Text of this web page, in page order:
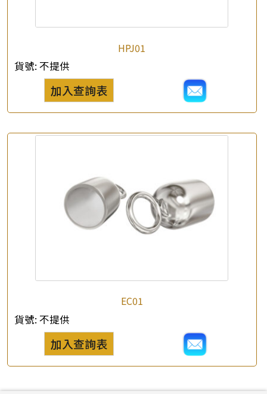
HPJ01
貨號: 不提供
加入查詢表
EC01
貨號: 不提供
加入查詢表